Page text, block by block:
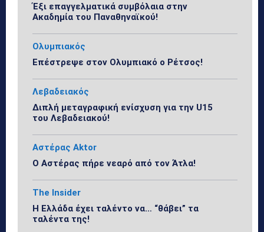
Έξι επαγγελματικά συμβόλαια στην
Ακαδημία του Παναθηναϊκού!
Ολυμπιακός
Επέστρεψε στον Ολυμπιακό ο Ρέτσος!
Λεβαδειακός
Διπλή μεταγραφική ενίσχυση για την U15
του Λεβαδειακού!
Αστέρας Aktor
Ο Αστέρας πήρε νεαρό από τον Άτλα!
The Insider
Η Ελλάδα έχει ταλέντο να… “θάβει” τα
ταλέντα της!